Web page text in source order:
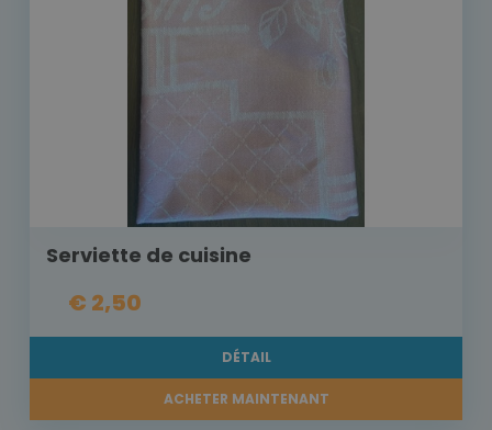
Serviette de cuisine
€ 2,50
DÉTAIL
ACHETER MAINTENANT